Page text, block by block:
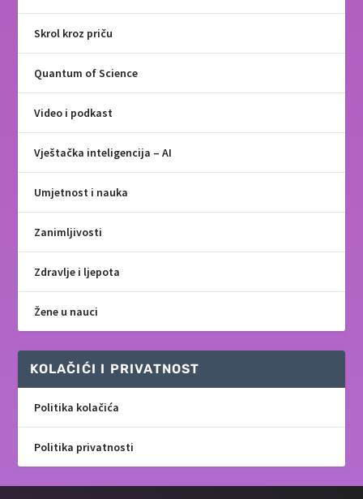
Skrol kroz priču
Quantum of Science
Video i podkast
Vještačka inteligencija – AI
Umjetnost i nauka
Zanimljivosti
Zdravlje i ljepota
Žene u nauci
KOLAČIĆI I PRIVATNOST
Politika kolačića
Politika privatnosti